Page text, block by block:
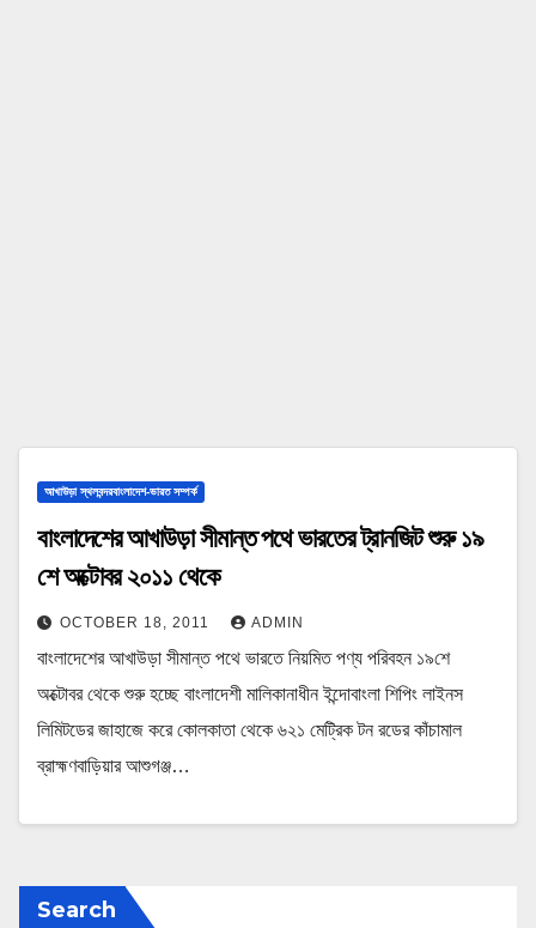
আখাউড়া স্থলবন্দরবাংলাদেশ-ভারত সম্পর্ক
বাংলাদেশের আখাউড়া সীমান্ত পথে ভারতের ট্রানজিট শুরু ১৯
শে অক্টোবর ২০১১ থেকে
OCTOBER 18, 2011 ADMIN
বাংলাদেশের আখাউড়া সীমান্ত পথে ভারতে নিয়মিত পণ্য পরিবহন ১৯শে
অক্টোবর থেকে শুরু হচ্ছে বাংলাদেশী মালিকানাধীন ইন্দোবাংলা শিপিং লাইনস
লিমিটডের জাহাজে করে কোলকাতা থেকে ৬২১ মেট্রিক টন রডের কাঁচামাল
ব্রাহ্মণবাড়িয়ার আশুগঞ্জ…
Search